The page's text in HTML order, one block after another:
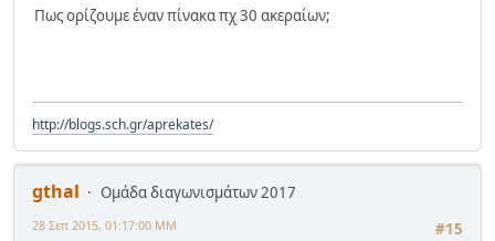
Πως ορίζουμε έναν πίνακα πχ 30 ακεραίων;
http://blogs.sch.gr/aprekates/
gthal
Ομάδα διαγωνισμάτων 2017
#15
28 Σεπ 2015, 01:17:00 ΜΜ